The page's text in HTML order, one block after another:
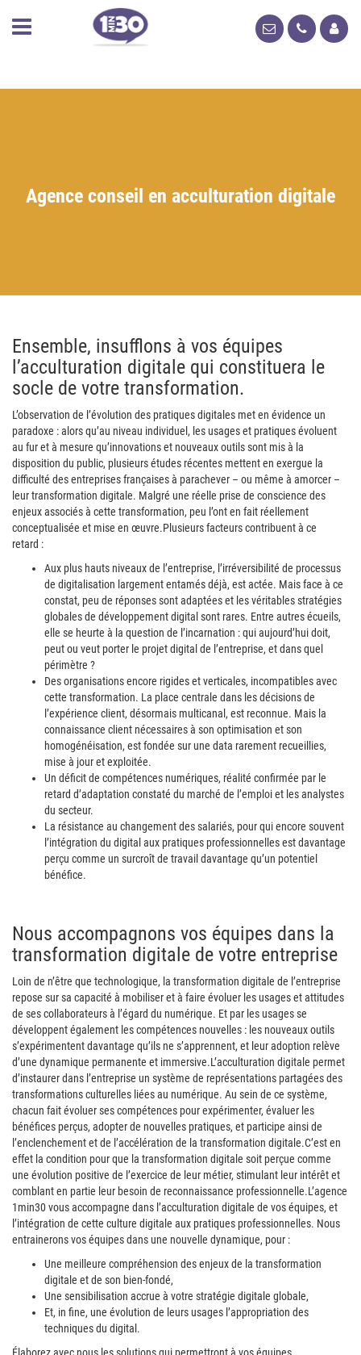
Agence conseil en acculturation digitale
Ensemble, insufflons à vos équipes
l’acculturation digitale qui constituera le
socle de votre transformation.
L’observation de l’évolution des pratiques digitales met en évidence un
paradoxe : alors qu’au niveau individuel, les usages et pratiques évoluent
au fur et à mesure qu’innovations et nouveaux outils sont mis à la
disposition du public, plusieurs études récentes mettent en exergue la
difficulté des entreprises françaises à parachever – ou même à amorcer –
leur transformation digitale. Malgré une réelle prise de conscience des
enjeux associés à cette transformation, peu l’ont en fait réellement
conceptualisée et mise en œuvre.Plusieurs facteurs contribuent à ce
retard :
Aux plus hauts niveaux de l’entreprise, l’irréversibilité de processus
de digitalisation largement entamés déjà, est actée. Mais face à ce
constat, peu de réponses sont adaptées et les véritables stratégies
globales de développement digital sont rares. Entre autres écueils,
elle se heurte à la question de l’incarnation : qui aujourd’hui doit,
peut ou veut porter le projet digital de l’entreprise, et dans quel
périmètre ?
Des organisations encore rigides et verticales, incompatibles avec
cette transformation. La place centrale dans les décisions de
l’expérience client, désormais multicanal, est reconnue. Mais la
connaissance client nécessaires à son optimisation et son
homogénéisation, est fondée sur une data rarement recueillies,
mise à jour et exploitée.
Un déficit de compétences numériques, réalité confirmée par le
retard d’adaptation constaté du marché de l’emploi et les analystes
du secteur.
La résistance au changement des salariés, pour qui encore souvent
l’intégration du digital aux pratiques professionnelles est davantage
perçu comme un surcroît de travail davantage qu’un potentiel
bénéfice.
Nous accompagnons vos équipes dans la
transformation digitale de votre entreprise
Loin de n’être que technologique, la transformation digitale de l’entreprise
repose sur sa capacité à mobiliser et à faire évoluer les usages et attitudes
de ses collaborateurs à l’égard du numérique. Et par les usages se
développent également les compétences nouvelles : les nouveaux outils
s’expérimentent davantage qu’ils ne s’apprennent, et leur adoption relève
d’une dynamique permanente et immersive.L’acculturation digitale permet
d’instaurer dans l’entreprise un système de représentations partagées des
transformations culturelles liées au numérique. Au sein de ce système,
chacun fait évoluer ses compétences pour expérimenter, évaluer les
bénéfices perçus, adopter de nouvelles pratiques, et participe ainsi de
l’enclenchement et de l’accélération de la transformation digitale.C’est en
effet la condition pour que la transformation digitale soit perçue comme
une évolution positive de l’exercice de leur métier, stimulant leur intérêt et
comblant en partie leur besoin de reconnaissance professionnelle.L’agence
1min30 vous accompagne dans l’acculturation digitale de vos équipes, et
l’intégration de cette culture digitale aux pratiques professionnelles. Nous
entrainerons vos équipes dans une nouvelle dynamique, pour :
Une meilleure compréhension des enjeux de la transformation
digitale et de son bien-fondé,
Une sensibilisation accrue à votre stratégie digitale globale,
Et, in fine, une évolution de leurs usages l’appropriation des
techniques du digital.